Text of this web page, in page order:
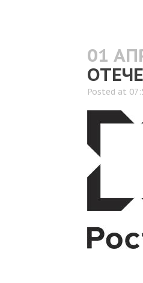
01
Posted at